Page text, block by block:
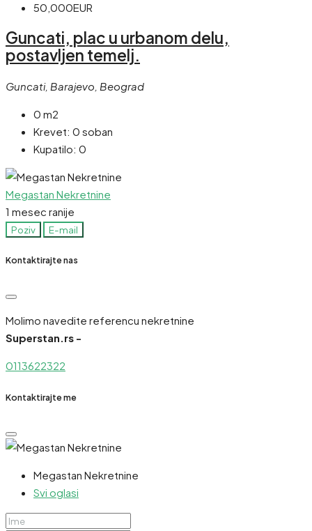
50,000EUR
Guncati, plac u urbanom delu,
postavljen temelj.
Guncati, Barajevo, Beograd
0 m2
Krevet: 0 soban
Kupatilo: 0
Megastan Nekretnine
1 mesec ranije
Poziv E-mail
Kontaktirajte nas
Molimo navedite referencu nekretnine
Superstan.rs -
0113622322
Kontaktirajte me
Megastan Nekretnine
Svi oglasi